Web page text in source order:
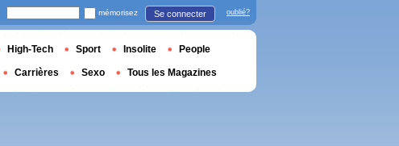
mémorisez Se connecter oublié?
High-Tech Sport Insolite People
Carrières Sexo Tous les Magazines